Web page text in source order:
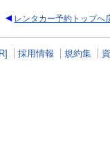
レンタカー予約トップへ
採用情報 規約集